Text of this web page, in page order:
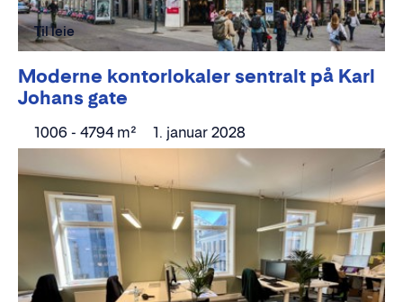
Moderne kontorlokaler sentralt på Karl
Johans gate
1006 - 4794 m² 1. januar 2028
Til leie